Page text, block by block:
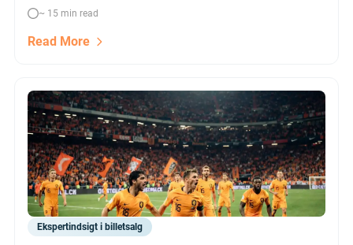
for dig.
~ 15 min read
Read More
Ekspertindsigt i billetsalg